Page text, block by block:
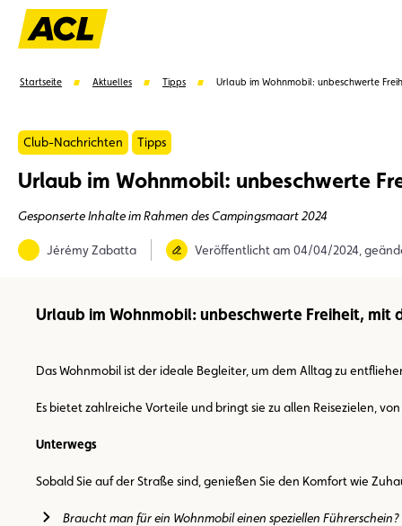
Mitglied Mitgliedervorteile Vignetten
Startseite Aktuelles Tipps Urlaub im Wohnmobil: unbeschwerte
Club-Nachrichten Tipps
Urlaub im Wohnmobil: unbeschwerte
Gesponserte Inhalte im Rahmen des Campingsmaart 2024
Jérémy Zabatta Veröffentlicht am 04/04/2024,
Urlaub im Wohnmobil: unbeschwerte Freiheit, mit
Das Wohnmobil ist der ideale Begleiter, um dem Alltag zu
Es bietet zahlreiche Vorteile und bringt sie zu allen Reisezielen,
Unterwegs
Sobald Sie auf der Straße sind, genießen Sie den Komfort wie
Braucht man für ein Wohnmobil einen speziellen Führerschein?